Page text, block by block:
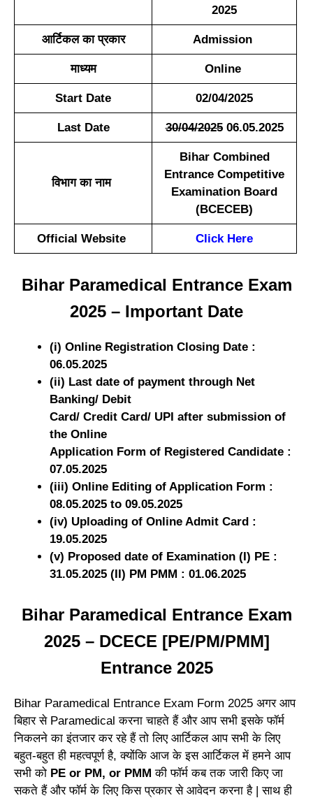
2025
आर्टिकल का प्रकार Admission
माध्यम Online
Start Date 02/04/2025
Last Date 30/04/202506.05.2025
विभाग का नाम
Bihar Combined
Entrance Competitive
Examination Board
(BCECEB)
Official Website Click Here
Bihar Paramedical Entrance Exam
2025 – Important Date
(i) Online Registration Closing Date :
06.05.2025
(ii) Last date of payment through Net
Banking/ Debit
Card/ Credit Card/ UPI after submission of
the Online
Application Form of Registered Candidate :
07.05.2025
(iii) Online Editing of Application Form :
08.05.2025 to 09.05.2025
(iv) Uploading of Online Admit Card :
19.05.2025
(v) Proposed date of Examination (I) PE :
31.05.2025 (II) PM PMM : 01.06.2025
Bihar Paramedical Entrance Exam
2025 – DCECE [PE/PM/PMM]
Entrance 2025
Bihar Paramedical Entrance Exam Form 2025 अगर आप
बिहार से Paramedical करना चाहते हैं और आप सभी इसके फॉर्म
निकलने का इंतजार कर रहे हैं तो लिए आर्टिकल आप सभी के लिए
बहुत-बहुत ही महत्वपूर्ण है, क्योंकि आज के इस आर्टिकल में हमने आप
सभी को PE or PM, or PMMकी फॉर्म कब तक जारी किए जा
सकते हैं और फॉर्म के लिए किस प्रकार से आवेदन करना है | साथ ही